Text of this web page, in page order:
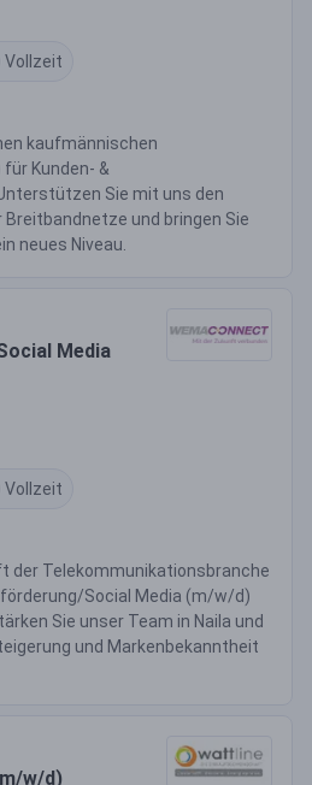
Vollzeit
kaufmännischen
Kunden- &
Sie mit uns den
und bringen Sie
neues Niveau.
Media
Vollzeit
der Telekommunikationsbranche
Social Media (m/w/d)
Sie unser Team in Naila und
und Markenbekanntheit
w/d)